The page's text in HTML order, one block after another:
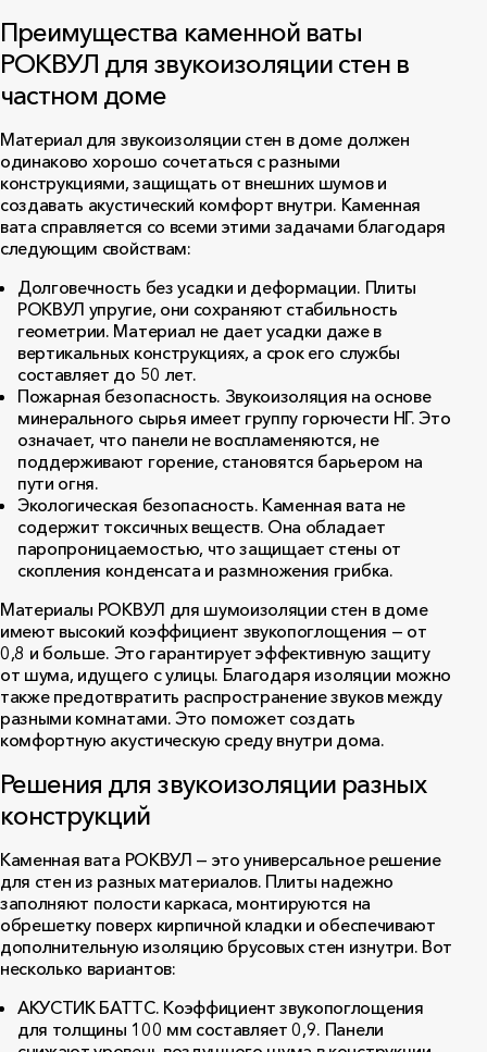
Преимущества каменной ваты
РОКВУЛ для звукоизоляции стен в
частном доме
Материал для звукоизоляции стен в доме должен
одинаково хорошо сочетаться с разными
конструкциями, защищать от внешних шумов и
создавать акустический комфорт внутри. Каменная
вата справляется со всеми этими задачами благодаря
следующим свойствам:
Долговечность без усадки и деформации. Плиты
РОКВУЛ упругие, они сохраняют стабильность
геометрии. Материал не дает усадки даже в
вертикальных конструкциях, а срок его службы
составляет до 50 лет.
Пожарная безопасность. Звукоизоляция на основе
минерального сырья имеет группу горючести НГ. Это
означает, что панели не воспламеняются, не
поддерживают горение, становятся барьером на
пути огня.
Экологическая безопасность. Каменная вата не
содержит токсичных веществ. Она обладает
паропроницаемостью, что защищает стены от
скопления конденсата и размножения грибка.
Материалы РОКВУЛ для шумоизоляции стен в доме
имеют высокий коэффициент звукопоглощения — от
0,8 и больше. Это гарантирует эффективную защиту
от шума, идущего с улицы. Благодаря изоляции можно
также предотвратить распространение звуков между
разными комнатами. Это поможет создать
комфортную акустическую среду внутри дома.
Решения для звукоизоляции разных
конструкций
Каменная вата РОКВУЛ — это универсальное решение
для стен из разных материалов. Плиты надежно
заполняют полости каркаса, монтируются на
обрешетку поверх кирпичной кладки и обеспечивают
дополнительную изоляцию брусовых стен изнутри. Вот
несколько вариантов:
АКУСТИК БАТТС. Коэффициент звукопоглощения
для толщины 100 мм составляет 0,9. Панели